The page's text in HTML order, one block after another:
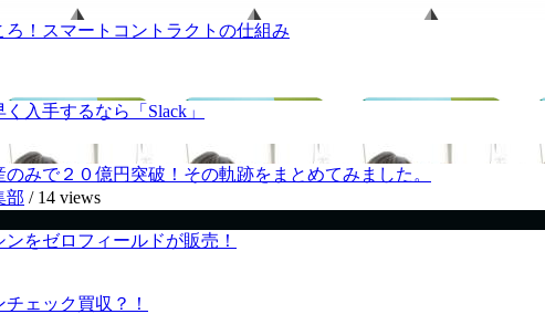
！スマートコントラクトの仕組み
入手するなら「Slack」
みで２０億円突破！その軌跡をまとめてみました。
部 / 14 views
をゼロフィールドが販売！
ェック買収？！